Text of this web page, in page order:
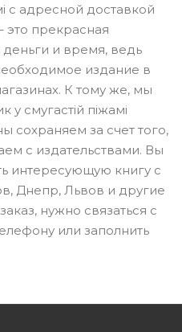
с адресной доставкой
это прекрасная
и время, ведь
издание в
К тому же, мы
смугастій піжамі
сохраняем за счет того,
с издательствами. Вы
интересующую книгу с
Днепр, Львов и другие
нужно связаться с
или заполнить